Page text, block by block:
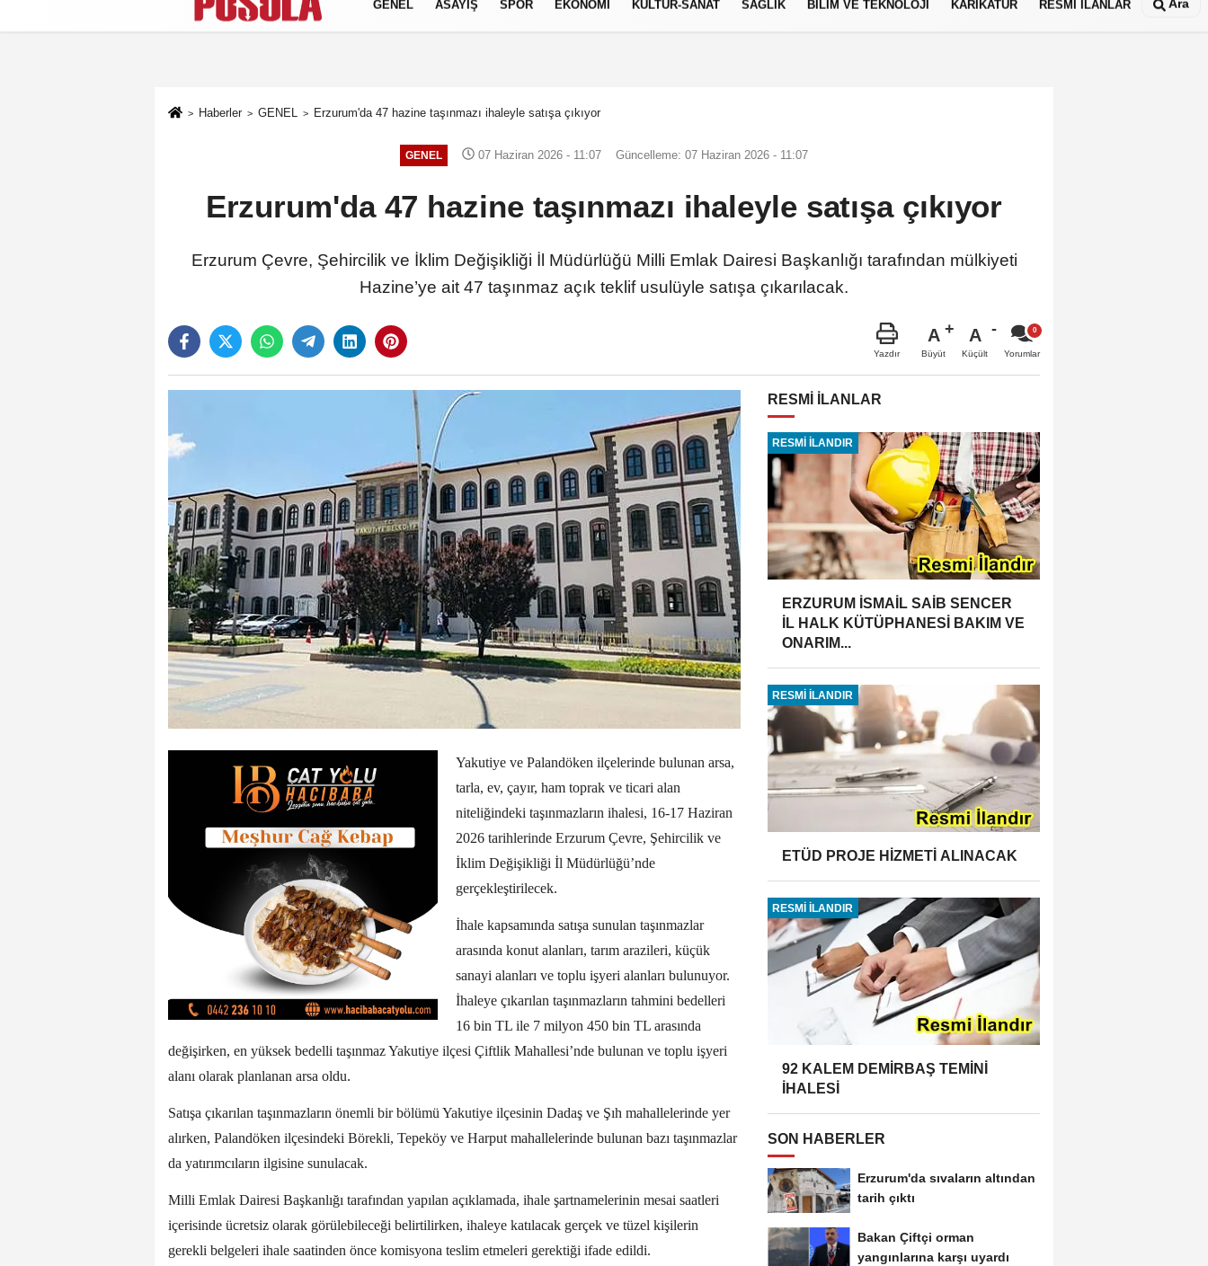
Künye İletişim Gizlilik Politikası
GENEL ASAYİŞ SPOR EKONOMİ KÜLTÜR-SANAT SAĞLIK BİLİM VE TEKNOLOJİ KARİKATÜR RESMİ İLANLAR Ara
Haberler GENEL Erzurum'da 47 hazine taşınmazı ihaleyle satışa çıkıyor
GENEL 07 Haziran 2026 - 11:07 Güncelleme: 07 Haziran 2026 - 11:07
Erzurum'da 47 hazine taşınmazı ihaleyle satışa çıkıyor
Erzurum Çevre, Şehircilik ve İklim Değişikliği İl Müdürlüğü Milli Emlak Dairesi Başkanlığı tarafından mülkiyeti
Hazine’ye ait 47 taşınmaz açık teklif usulüyle satışa çıkarılacak.
Yazdır
A
Büyüt
A
Küçült Yorumlar
Yakutiye ve Palandöken ilçelerinde bulunan arsa,
tarla, ev, çayır, ham toprak ve ticari alan
niteliğindeki taşınmazların ihalesi, 16-17 Haziran
2026 tarihlerinde Erzurum Çevre, Şehircilik ve
İklim Değişikliği İl Müdürlüğü’nde
gerçekleştirilecek.
İhale kapsamında satışa sunulan taşınmazlar
arasında konut alanları, tarım arazileri, küçük
sanayi alanları ve toplu işyeri alanları bulunuyor.
İhaleye çıkarılan taşınmazların tahmini bedelleri
16 bin TL ile 7 milyon 450 bin TL arasında
değişirken, en yüksek bedelli taşınmaz Yakutiye ilçesi Çiftlik Mahallesi’nde bulunan ve toplu işyeri
alanı olarak planlanan arsa oldu.
Satışa çıkarılan taşınmazların önemli bir bölümü Yakutiye ilçesinin Dadaş ve Şıh mahallelerinde yer
alırken, Palandöken ilçesindeki Börekli, Tepeköy ve Harput mahallelerinde bulunan bazı taşınmazlar
da yatırımcıların ilgisine sunulacak.
Milli Emlak Dairesi Başkanlığı tarafından yapılan açıklamada, ihale şartnamelerinin mesai saatleri
içerisinde ücretsiz olarak görülebileceği belirtilirken, ihaleye katılacak gerçek ve tüzel kişilerin
gerekli belgeleri ihale saatinden önce komisyona teslim etmeleri gerektiği ifade edildi.
RESMİ İLANLAR
RESMİ İLANDIR
ERZURUM İSMAİL SAİB SENCER
İL HALK KÜTÜPHANESİ BAKIM VE
ONARIM...
RESMİ İLANDIR
ETÜD PROJE HİZMETİ ALINACAK
RESMİ İLANDIR
92 KALEM DEMİRBAŞ TEMİNİ
İHALESİ
SON HABERLER
Erzurum'da sıvaların altından
tarih çıktı
Bakan Çiftçi orman
yangınlarına karşı uyardı